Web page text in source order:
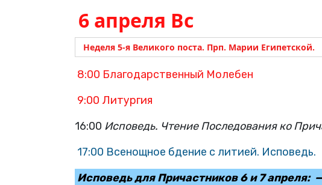
6 апреля Вс
Неделя 5-я Великого поста. Прп. Марии Египетской.
8:00 Благодарственный Молебен
9:00 Литургия
16:00 Исповедь. Чтение Последования ко
17:00 Всенощное бдение с литией. Исповедь.
Исповедь для Причастников 6 и 7 апреля: